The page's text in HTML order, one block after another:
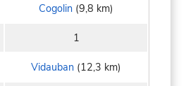
Cogolin (9,8 km)
1
Vidauban (12,3 km)